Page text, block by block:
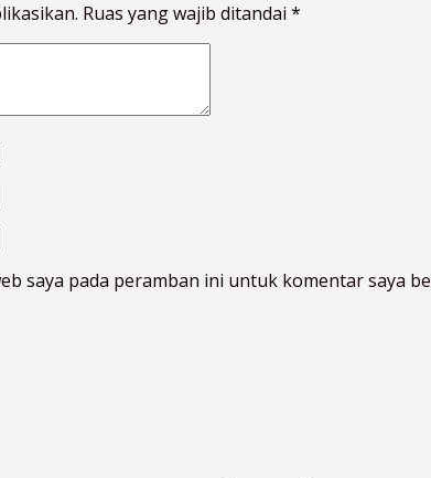
Ruas yang wajib ditandai *
saya pada peramban ini untuk komentar saya